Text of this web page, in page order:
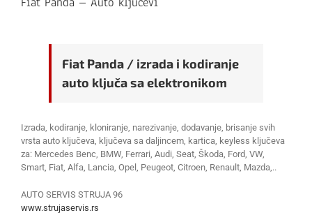
Fiat Panda / izrada i kodiranje
auto ključa sa elektronikom
Izrada, kodiranje, kloniranje, narezivanje, dodavanje, brisanje svih
vrsta auto ključeva, ključeva sa daljincem, kartica, keyless ključeva
za: Mercedes Benc, BMW, Ferrari, Audi, Seat, Škoda, Ford, VW,
Smart, Fiat, Alfa, Lancia, Opel, Peugeot, Citroen, Renault, Mazda,..
AUTO SERVIS STRUJA 96
www.strujaservis.rs